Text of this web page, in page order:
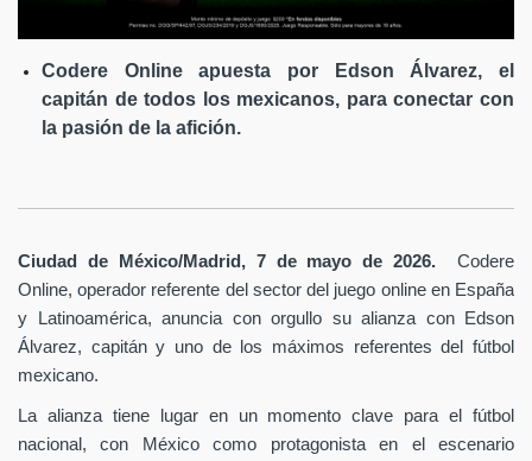
Codere Online apuesta por Edson Álvarez, el
capitán de todos los mexicanos, para conectar con
la pasión de la afición.
Ciudad de México/Madrid, 7 de mayo de 2026. Codere
Online, operador referente del sector del juego online en España
y Latinoamérica, anuncia con orgullo su alianza con Edson
Álvarez, capitán y uno de los máximos referentes del fútbol
mexicano.
La alianza tiene lugar en un momento clave para el fútbol
nacional, con México como protagonista en el escenario